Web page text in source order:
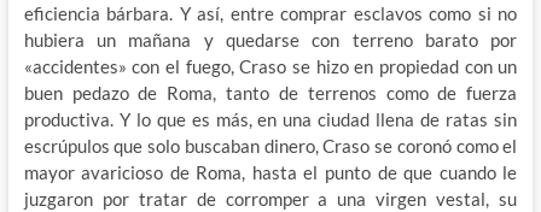
eficiencia bárbara. Y así, entre comprar esclavos como si no
hubiera un mañana y quedarse con terreno barato por
«accidentes» con el fuego, Craso se hizo en propiedad con un
buen pedazo de Roma, tanto de terrenos como de fuerza
productiva. Y lo que es más, en una ciudad llena de ratas sin
escrúpulos que solo buscaban dinero, Craso se coronó como el
mayor avaricioso de Roma, hasta el punto de que cuando le
juzgaron por tratar de corromper a una virgen vestal, su